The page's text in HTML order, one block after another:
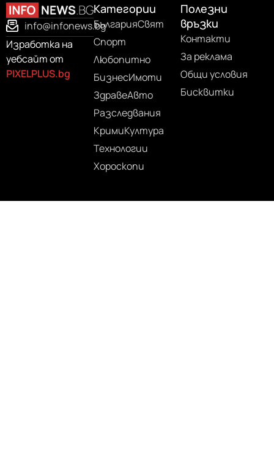
info@infonews.bg
Изработка на
уебсайт от
PIXELPLUS.bg
Категории
БългарияСвят
Спорт
Любопитно
БизнесИмоти
ЗдравеАвто
Разследвания
КримиКултура
Технологии
Хороскопи
Полезни
връзки
Контакти
За реклама
Общи условия
Бисквитки